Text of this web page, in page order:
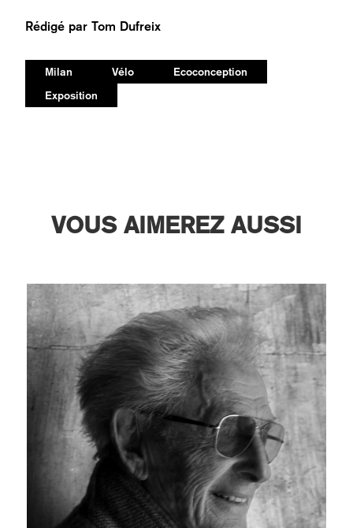
Rédigé par Tom Dufreix
Milan Vélo
Ecoconception
Exposition
VOUS AIMEREZ AUSSI